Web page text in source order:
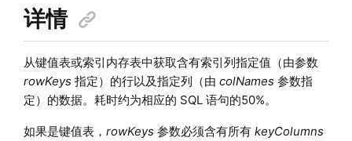
详情
从键值表或索引内存表中获取含有索引列指定值（由参数
rowKeys指定）的行以及指定列（由 colNames参数指
定）的数据。耗时约为相应的 SQL 语句的50%。
如果是键值表， rowKeys参数必须含有所有 keyColumns